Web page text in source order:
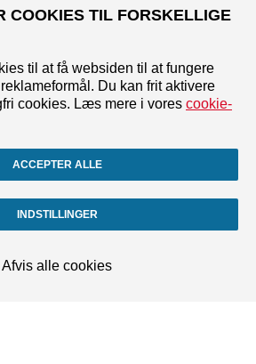
COOKIES TIL FORSKELLIGE
til at få websiden til at fungere
Du kan frit aktivere
cookies. Læs mere i vores cookie-
ACCEPTER ALLE
INDSTILLINGER
Afvis alle cookies